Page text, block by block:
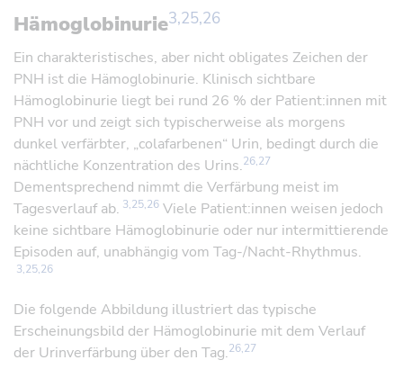
Hämoglobinurie3,25,26
Ein charakteristisches, aber nicht obligates Zeichen der
PNH ist die Hämoglobinurie. Klinisch sichtbare
Hämoglobinurie liegt bei rund 26 % der Patient:innen mit
PNH vor und zeigt sich typischerweise als morgens
dunkel verfärbter, „colafarbenen“ Urin, bedingt durch die
nächtliche Konzentration des Urins.26,27
Dementsprechend nimmt die Verfärbung meist im
Tagesverlauf ab. 3,25,26 Viele Patient:innen weisen jedoch
keine sichtbare Hämoglobinurie oder nur intermittierende
Episoden auf, unabhängig vom Tag-/Nacht-Rhythmus.
3,25,26
Die folgende Abbildung illustriert das typische
Erscheinungsbild der Hämoglobinurie mit dem Verlauf
der Urinverfärbung über den Tag.26,27